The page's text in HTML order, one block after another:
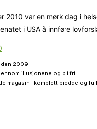
2010 var en mørk dag i
i USA å innføre
2009
illusjonene og bli fri
magasin i komplett bredde og